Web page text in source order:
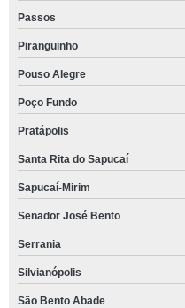
Passos
Piranguinho
Pouso Alegre
Poço Fundo
Pratápolis
Santa Rita do Sapucaí
Sapucaí-Mirim
Senador José Bento
Serrania
Silvianópolis
São Bento Abade